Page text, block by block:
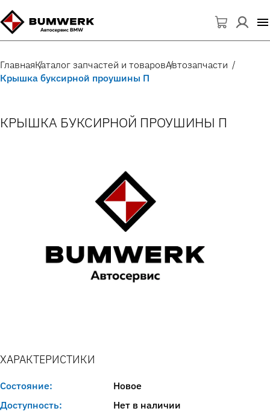
ГлавнаяКаталог запчастей и товаровАвтозапчасти
Крышка буксирной проушины П
КРЫШКА БУКСИРНОЙ ПРОУШИНЫ П
ХАРАКТЕРИСТИКИ
Состояние:
Новое
Доступность:
Нет в наличии